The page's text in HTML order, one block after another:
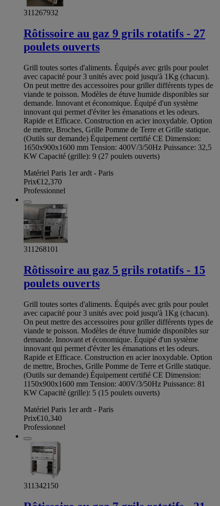
311267932
Rôtissoire au gaz 9 grils rotatifs - 27
poulets ouverts
Grill toutes sortes d'aliments. Équipés avec grils pour poulet
avec capacité pour 3 unités avec poid jusqu'à 1Kg (chacun).
On peut mettre des accessoires pour griller différents types de
viande te poisson. Modèles de étuve humide disponibles sur
demande. Innovant et économique. Équipé d'un système
innovant qui permet d'éviter les émanations et les odeurs.
Rapide et Efficace. Construction en acier inoxydable. Option
de mettre, Broches, Grille Pomme de Terre et Grille statique.
(Outils sur demande) Équipement certifié CE Dimension:
1650x900x1600 mm Tension: 400V/3/50Hz Puissance: 32,5
KW Capacité (grille): 9 (27 poulets ouverts)
Matériel Paris 1er ardt - Paris
Prix€12,370
Professionnel
311268101
Rôtissoire au gaz 5 grils rotatifs - 15
poulets ouverts
Grill toutes sortes d'aliments. Équipés avec grils pour poulet
avec capacité pour 3 unités avec poid jusqu'à 1Kg (chacun).
On peut mettre des accessoires pour griller différents types de
viande te poisson. Modèles de étuve humide disponibles sur
demande. Innovant et économique. Équipé d'un système
innovant qui permet d'éviter les émanations et les odeurs.
Rapide et Efficace. Construction en acier inoxydable. Option
de mettre, Broches, Grille Pomme de Terre et Grille statique.
(Outils sur demande) Équipement certifié CE Dimension:
1150x900x1600 mm Tension: 400V/3/50Hz Puissance: 81
KW Capacité (grille): 5 (15 poulets ouverts)
Matériel Paris 1er ardt - Paris
Prix€10,340
Professionnel
311342150